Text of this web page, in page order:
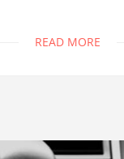
READ MORE